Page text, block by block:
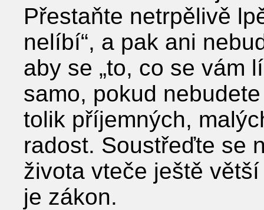
Přestaňte netrpělivě
nelíbí“, a pak ani
aby se „to, co se vám
samo, pokud
tolik příjemných,
radost. Soustřeďte se
života vteče ještě
je zákon.